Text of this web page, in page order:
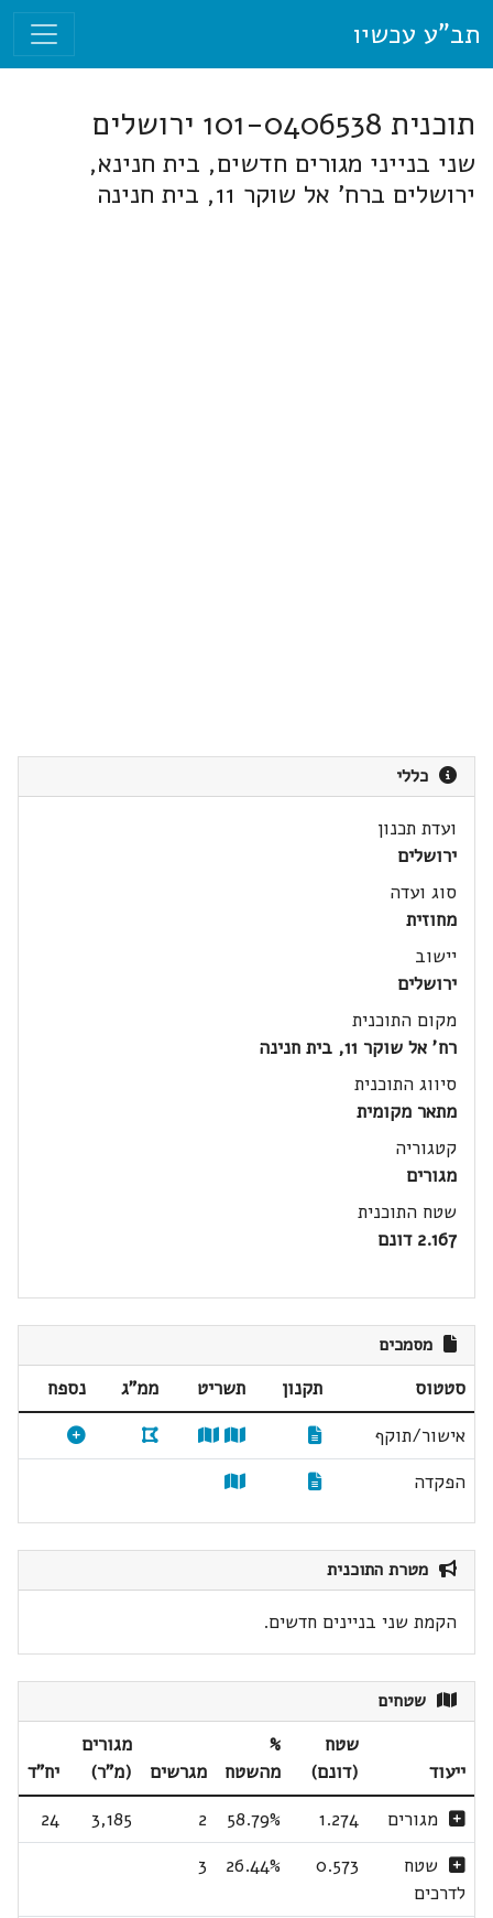
תב"ע עכשיו
תוכנית 101-0406538 ירושלים
שני בנייני מגורים חדשים, בית חנינא,
ירושלים ברח' אל שוקר 11, בית חנינה
כללי
ועדת תכנון
ירושלים
סוג ועדה
מחוזית
יישוב
ירושלים
מקום התוכנית
רח' אל שוקר 11, בית חנינה
סיווג התוכנית
מתאר מקומית
קטגוריה
מגורים
שטח התוכנית
2.167 דונם
מסמכים
סטטוס תקנון תשריט ממ"ג
נספח
אישור/תוקף
הפקדה
מטרת התוכנית
הקמת שני בניינים חדשים.
שטחים
ייעוד
שטח
(דונם)
%
מהשטח
מגרשים
מגורים
(מ"ר)
יח"ד
מגורים
1.274
58.79%
2
3,185
24
שטח
לדרכים
0.573
26.44%
3